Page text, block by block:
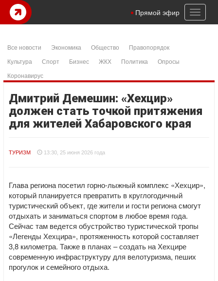
Toggle
Прямой эфир
Все новости Экономика Общество
Правопорядок
Культура
Спорт Бизнес ЖКХ Политика
Опросы
Коронавирус
Дмитрий Демешин: «Хехцир»
должен стать точкой притяжения
для жителей Хабаровского края
ТУРИЗМ 13:30, 25 июня 2026 года
Глава региона посетил горно-лыжный комплекс «Хехцир»,
который планируется превратить в круглогодичный
туристический объект, где жители и гости региона смогут
отдыхать и заниматься спортом в любое время года.
Сейчас там ведется обустройство туристической тропы
«Легенды Хехцира», протяженность которой составляет
3,8 километра. Также в планах – создать на Хехцире
современную инфраструктуру для велотуризма, пеших
прогулок и семейного отдыха.